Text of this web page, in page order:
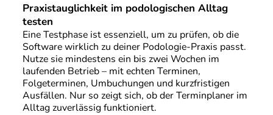
Praxistauglichkeit im podologischen Alltag
testen
Eine Testphase ist essenziell, um zu prüfen, ob die
Software wirklich zu deiner Podologie-Praxis passt.
Nutze sie mindestens ein bis zwei Wochen im
laufenden Betrieb – mit echten Terminen,
Folgeterminen, Umbuchungen und kurzfristigen
Ausfällen. Nur so zeigt sich, ob der Terminplaner im
Alltag zuverlässig funktioniert.